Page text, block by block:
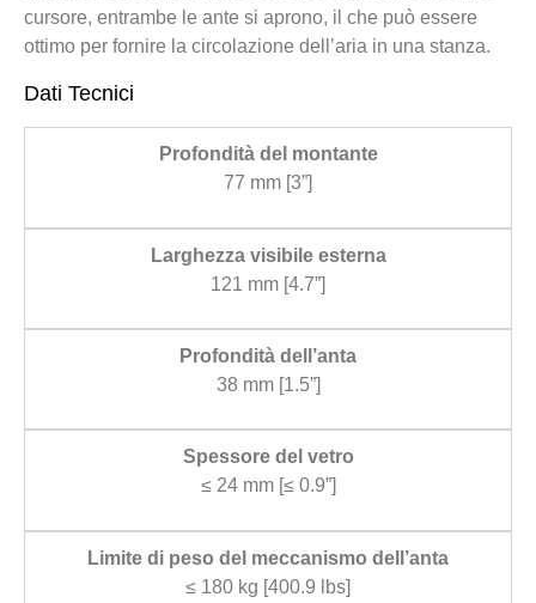
cursore, entrambe le ante si aprono, il che può essere
ottimo per fornire la circolazione dell’aria in una stanza.
Dati Tecnici
Profondità del montante
77 mm [3”]
Larghezza visibile esterna
121 mm [4.7”]
Profondità dell’anta
38 mm [1.5”]
Spessore del vetro
≤ 24 mm [≤ 0.9”]
Limite di peso del meccanismo dell’anta
≤ 180 kg [400.9 lbs]